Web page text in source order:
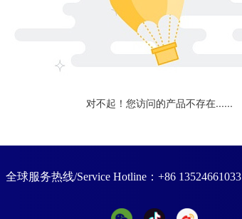
对不起！您访问的产品不存在......
全球服务热线/Service Hotline：+86 13524661033